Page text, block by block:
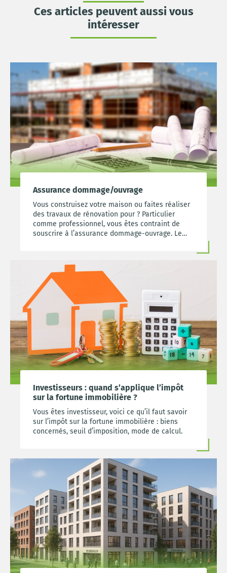
Ces articles peuvent aussi vous
intéresser
Assurance dommage/ouvrage
Vous construisez votre maison ou faites réaliser
des travaux de rénovation pour ? Particulier
comme professionnel, vous êtes contraint de
souscrire à l’assurance dommage-ouvrage. Le
et vient en complément de la garantie
décennale.
Investisseurs : quand s’applique l’impôt
sur la fortune immobilière ?
Vous êtes investisseur, voici ce qu’il faut savoir
sur l’impôt sur la fortune immobilière : biens
concernés, seuil d’imposition, mode de calcul.